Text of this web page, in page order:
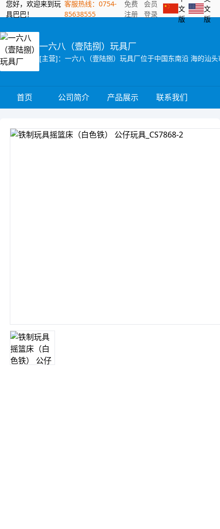
您好，欢迎来到玩
具巴巴！
客服热线：0754-
85638555
免费
注册
会员
登录
文
版
文
版
一六八（壹陆捌）玩具厂
首页 公司简介 产品展示 联系我们